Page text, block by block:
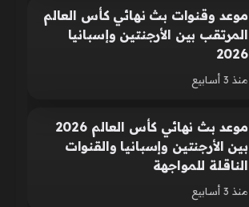
موعد وقنوات بث نهائي كأس العالم
المرتقب بين الأرجنتين وإسبانيا
2026
منذ 3 أسابيع
موعد بث نهائي كأس العالم 2026
بين الأرجنتين وإسبانيا والقنوات
الناقلة للمواجهة
منذ 3 أسابيع